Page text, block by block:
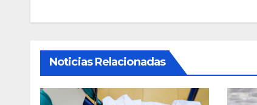
Noticias Relacionadas